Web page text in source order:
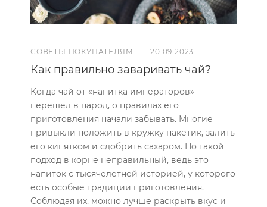
СОВЕТЫ ПОКУПАТЕЛЯМ — 20.09.2023
Как правильно заваривать чай?
Когда чай от «напитка императоров»
перешел в народ, о правилах его
приготовления начали забывать. Многие
привыкли положить в кружку пакетик, залить
его кипятком и сдобрить сахаром. Но такой
подход в корне неправильный, ведь это
напиток с тысячелетней историей, у которого
есть особые традиции приготовления.
Соблюдая их, можно лучше раскрыть вкус и